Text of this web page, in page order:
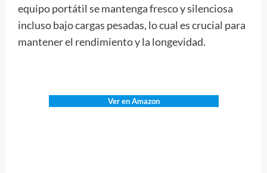
equipo portátil se mantenga fresco y silenciosa
incluso bajo cargas pesadas, lo cual es crucial para
mantener el rendimiento y la longevidad.
Ver en Amazon